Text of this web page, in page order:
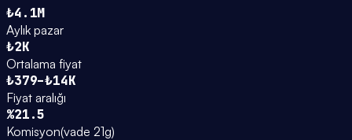
₺4.1M
Aylık pazar
₺2K
Ortalama fiyat
₺379–₺14K
Fiyat aralığı
%21.5
Komisyon(vade 21g)